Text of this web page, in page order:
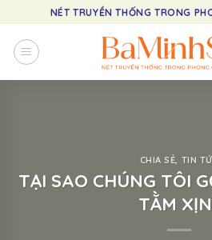
to
content
NÉT TRUYỀN THỐNG TRONG
CHIA SẺ, TIN
TẠI SAO CHÚNG TÔI
TẰM